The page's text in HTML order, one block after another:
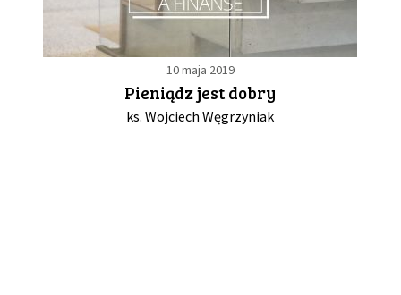
PARTNERZY
NEWSLETTER
10 maja 2019
Pieniądz jest dobry
ks. Wojciech Węgrzyniak